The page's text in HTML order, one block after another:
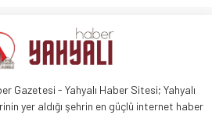
Gazetesi - Yahyalı Haber Sitesi; Yahyalı
yer aldığı şehrin en güçlü internet haber